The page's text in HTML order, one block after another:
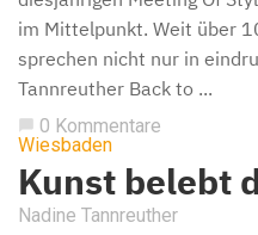
im Mittelpunkt. Weit über
sprechen nicht nur in
Tannreuther Back to ...
chat_bubble 0 Kommentare
Wiesbaden
Kunst belebt
Nadine Tannreuther